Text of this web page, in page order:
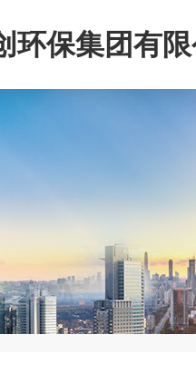
环保集团有